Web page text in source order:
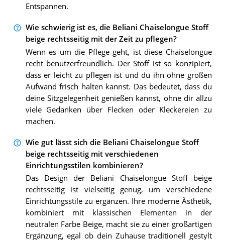
Entspannen.
Wie schwierig ist es, die Beliani Chaiselongue Stoff
beige rechtsseitig mit der Zeit zu pflegen?
Wenn es um die Pflege geht, ist diese Chaiselongue
recht benutzerfreundlich. Der Stoff ist so konzipiert,
dass er leicht zu pflegen ist und du ihn ohne großen
Aufwand frisch halten kannst. Das bedeutet, dass du
deine Sitzgelegenheit genießen kannst, ohne dir allzu
viele Gedanken über Flecken oder Kleckereien zu
machen.
Wie gut lässt sich die Beliani Chaiselongue Stoff
beige rechtsseitig mit verschiedenen
Einrichtungsstilen kombinieren?
Das Design der Beliani Chaiselongue Stoff beige
rechtsseitig ist vielseitig genug, um verschiedene
Einrichtungsstile zu ergänzen. Ihre moderne Ästhetik,
kombiniert mit klassischen Elementen in der
neutralen Farbe Beige, macht sie zu einer großartigen
Ergänzung, egal ob dein Zuhause traditionell gestylt